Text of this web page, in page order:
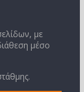
με
μέσο